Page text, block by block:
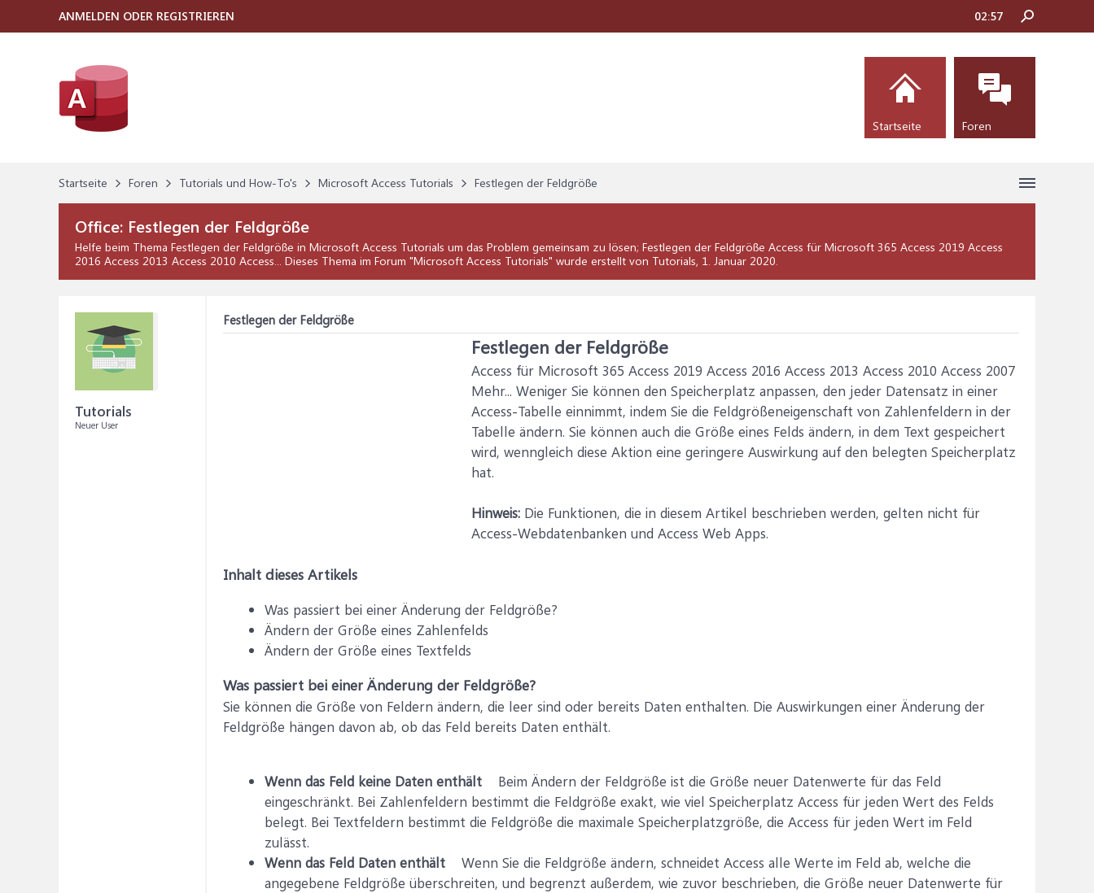
Startseite Foren Tutorials und How-To's Microsoft Access Tutorials Festlegen der Feldgröße
Office: Festlegen der Feldgröße
Helfe beim Thema Festlegen der Feldgröße in Microsoft Access Tutorials um das Problem gemeinsam zu lösen; Festlegen der Feldgröße Access für Microsoft 365 Access 2019 Access
2016 Access 2013 Access 2010 Access... Dieses Thema im Forum "Microsoft Access Tutorials" wurde erstellt von Tutorials, 1. Januar 2020.
Tutorials
Neuer User
Festlegen der Feldgröße
Festlegen der Feldgröße
Access für Microsoft 365 Access 2019 Access 2016 Access 2013 Access 2010 Access 2007
Mehr... Weniger Sie können den Speicherplatz anpassen, den jeder Datensatz in einer
Access-Tabelle einnimmt, indem Sie die Feldgrößeneigenschaft von Zahlenfeldern in der
Tabelle ändern. Sie können auch die Größe eines Felds ändern, in dem Text gespeichert
wird, wenngleich diese Aktion eine geringere Auswirkung auf den belegten Speicherplatz
hat.
Hinweis: Die Funktionen, die in diesem Artikel beschrieben werden, gelten nicht für
Access-Webdatenbanken und Access Web Apps.
Inhalt dieses Artikels
Was passiert bei einer Änderung der Feldgröße?
Ändern der Größe eines Zahlenfelds
Ändern der Größe eines Textfelds
Was passiert bei einer Änderung der Feldgröße?
Sie können die Größe von Feldern ändern, die leer sind oder bereits Daten enthalten. Die Auswirkungen einer Änderung der
Feldgröße hängen davon ab, ob das Feld bereits Daten enthält.
Wenn das Feld keine Daten enthält Beim Ändern der Feldgröße ist die Größe neuer Datenwerte für das Feld
eingeschränkt. Bei Zahlenfeldern bestimmt die Feldgröße exakt, wie viel Speicherplatz Access für jeden Wert des Felds
belegt. Bei Textfeldern bestimmt die Feldgröße die maximale Speicherplatzgröße, die Access für jeden Wert im Feld
zulässt.
Wenn das Feld Daten enthält Wenn Sie die Feldgröße ändern, schneidet Access alle Werte im Feld ab, welche die
angegebene Feldgröße überschreiten, und begrenzt außerdem, wie zuvor beschrieben, die Größe neuer Datenwerte für
ANMELDEN ODER REGISTRIEREN 02:57
Startseite Foren